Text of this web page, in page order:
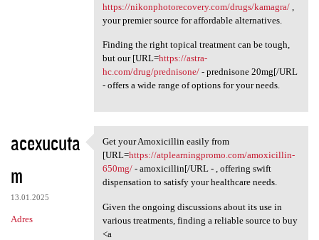
https://nikonphotorecovery.com/drugs/kamagra/,
your premier source for affordable alternatives.
Finding the right topical treatment can be tough,
but our [URL=https://astra-
hc.com/drug/prednisone/- prednisone 20mg[/URL
- offers a wide range of options for your needs.
acexucuta
m
13.01.2025
Adres
Get your Amoxicillin easily
Get your Amoxicillin easily from
[URL=https://atplearningpromo.com/amoxicillin-
650mg/- amoxicillin[/URL - , offering swift
dispensation to satisfy your healthcare needs.
Given the ongoing discussions about its use in
various treatments, finding a reliable source to buy
<a